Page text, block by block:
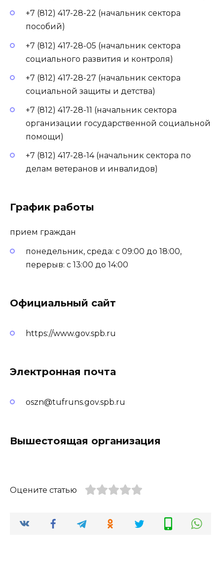
+7 (812) 417-28-22 (начальник сектора
пособий)
+7 (812) 417-28-05 (начальник сектора
социального развития и контроля)
+7 (812) 417-28-27 (начальник сектора
социальной защиты и детства)
+7 (812) 417-28-11 (начальник сектора
организации государственной социальной
помощи)
+7 (812) 417-28-14 (начальник сектора по
делам ветеранов и инвалидов)
График работы
прием граждан
понедельник, среда: с 09:00 до 18:00,
перерыв: с 13:00 до 14:00
Официальный сайт
https://www.gov.spb.ru
Электронная почта
oszn@tufruns.gov.spb.ru
Вышестоящая организация
Оцените статью